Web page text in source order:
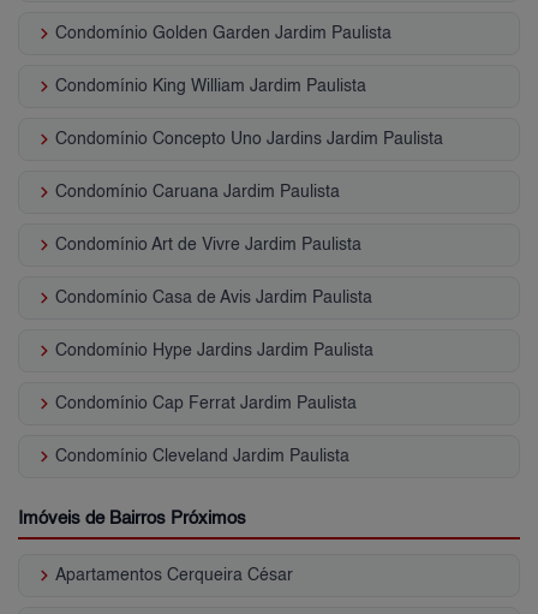
keyboard_arrow_right Condomínio Golden Garden Jardim Paulista
keyboard_arrow_right Condomínio King William Jardim Paulista
keyboard_arrow_right Condomínio Concepto Uno Jardins Jardim Paulista
keyboard_arrow_right Condomínio Caruana Jardim Paulista
keyboard_arrow_right Condomínio Art de Vivre Jardim Paulista
keyboard_arrow_right Condomínio Casa de Avis Jardim Paulista
keyboard_arrow_right Condomínio Hype Jardins Jardim Paulista
keyboard_arrow_right Condomínio Cap Ferrat Jardim Paulista
keyboard_arrow_right Condomínio Cleveland Jardim Paulista
Imóveis de Bairros Próximos
keyboard_arrow_right Apartamentos Cerqueira César